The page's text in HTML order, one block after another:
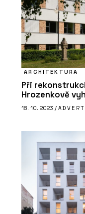
ARCHITEKTURA
Při
Hrozenkově
18. 10. 2023 /